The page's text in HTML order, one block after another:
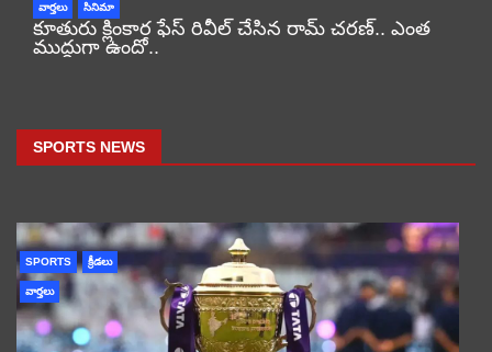
వార్తలు సినిమా
కూతురు క్లింకార ఫేస్ రివీల్ చేసిన రామ్ చరణ్.. ఎంత
ముద్దుగా ఉందో..
SPORTS NEWS
SPORTS క్రీడలు
వార్తలు